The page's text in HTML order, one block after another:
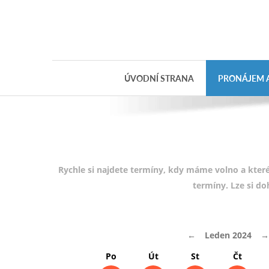
ÚVODNÍ STRANA PRONÁJEM
Rychle si najdete termíny, kdy máme volno a
termíny. Lze si
← Leden 2024
→
Po
Út St Čt
poukazu